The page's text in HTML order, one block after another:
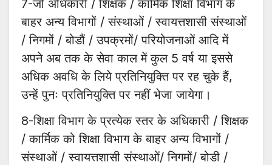
7-जो अधिकारी / शिक्षक / कार्मिक शिक्षा विभाग के
बाहर अन्य विभागों / संस्थाओं / स्वायत्तशासी संस्थाओं
/ निगमों / बोडौं / उपक्रमों/ परियोजनाओं आदि में
अपने अब तक के सेवा काल में कुल 5 वर्ष या इससे
अधिक अवधि के लिये प्रतिनियुक्ति पर रह चुके हैं,
उन्हें पुनः प्रतिनियुक्ति पर नहीं भेजा जायेगा।
8-शिक्षा विभाग के प्रत्येक स्तर के अधिकारी / शिक्षक
/ कार्मिक को शिक्षा विभाग के बाहर अन्य विभागों /
संस्थाओं / स्वायत्तशासी संस्थाओं/ निगमों/ बोडी /